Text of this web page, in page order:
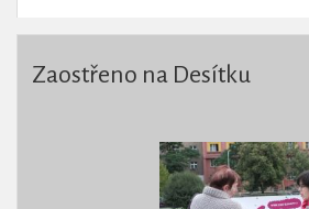
Zaostřeno na Desítku